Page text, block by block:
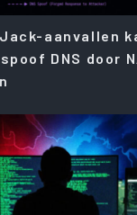
aanvallen
DNS door